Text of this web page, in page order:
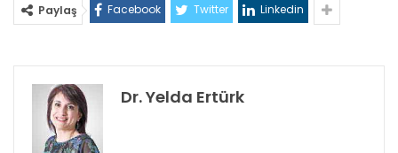
Paylaş Facebook Twitter Linkedin
Dr. Yelda Ertürk